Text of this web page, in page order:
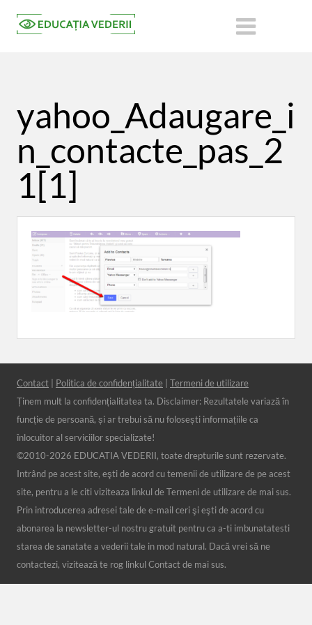
yahoo_Adaugare_i
n_contacte_pas_2
1[1]
Contact Politica de confidențialitate
Termeni de utilizare
Ținem mult la confidențialitatea ta. Disclaimer: Rezultatele variază în
funcție de persoană, și ar trebui să nu folosești informațiile ca
înlocuitor al serviciilor specializate!
©2010-2026 EDUCATIA VEDERII, toate drepturile sunt rezervate.
Intrând pe acest site, eşti de acord cu temenii de utilizare de pe acest
site, pentru a le citi viziteaza linkul de Termeni de utilizare de mai sus.
Prin introducerea adresei tale de e-mail ceri şi eşti de acord cu
abonarea la newsletter-ul nostru gratuit pentru ca a-ti imbunatatesti
starea de sanatate a vederii tale in mod natural. Dacă vrei să ne
contactezi, vizitează te rog linkul Contact de mai sus.